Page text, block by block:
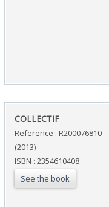
‎COLLECTIF‎
Reference : R200076810
(2013)
ISBN : 2354610408
See the book